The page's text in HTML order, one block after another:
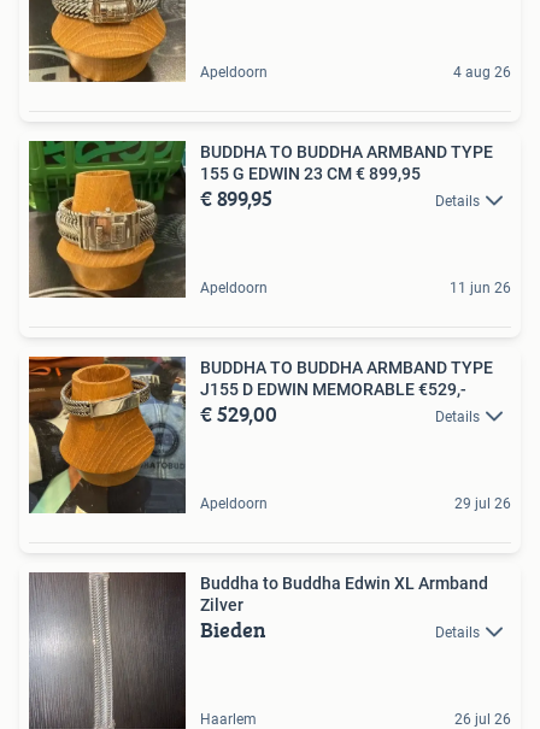
Apeldoorn 4 aug 26
BUDDHA TO BUDDHA ARMBAND TYPE
155 G EDWIN 23 CM € 899,95
€ 899,95 Details
Apeldoorn 11 jun 26
BUDDHA TO BUDDHA ARMBAND TYPE
J155 D EDWIN MEMORABLE €529,-
€ 529,00 Details
Apeldoorn 29 jul 26
Buddha to Buddha Edwin XL Armband
Zilver
Bieden Details
Haarlem 26 jul 26